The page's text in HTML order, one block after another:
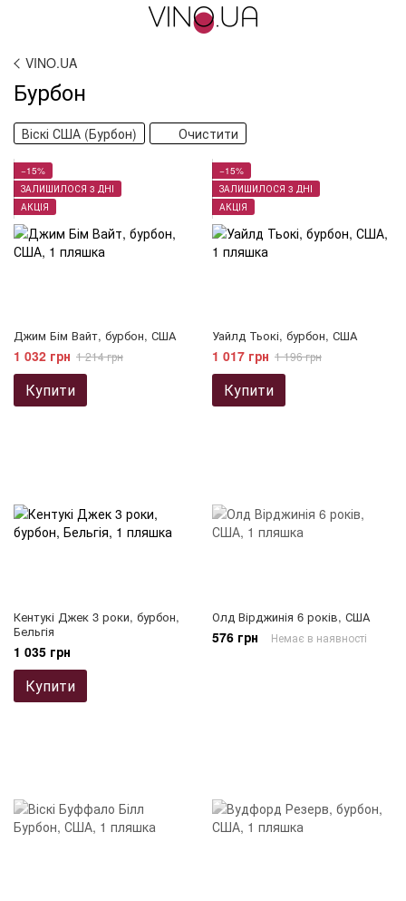
VINO.UA
Бурбон
Віскі США (Бурбон) Очистити
−15%
ЗАЛИШИЛОСЯ 3 ДНІ
АКЦІЯ
Джим Бім Вайт, бурбон, США
1 032 грн 1 214 грн
Купити
−15%
ЗАЛИШИЛОСЯ 3 ДНІ
АКЦІЯ
Уайлд Тьокі, бурбон, США
1 017 грн 1 196 грн
Купити
Кентукі Джек 3 роки, бурбон,
Бельгія
1 035 грн
Купити
Олд Вірджинія 6 років, США
576 грн Немає в наявності